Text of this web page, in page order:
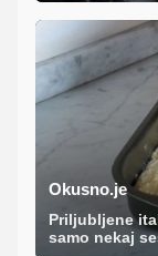
Okusno.je
Priljubljene
samo nekaj